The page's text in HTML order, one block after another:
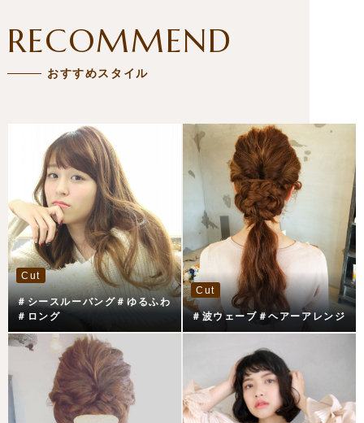
RECOMMEND
おすすめスタイル
Cut
＃シースルーバング＃ゆるふわ
＃ロング
Cut
＃波ウェーブ＃ヘアーアレンジ